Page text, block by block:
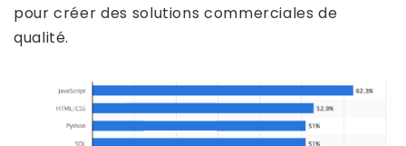
pour créer des solutions commerciales de
qualité.